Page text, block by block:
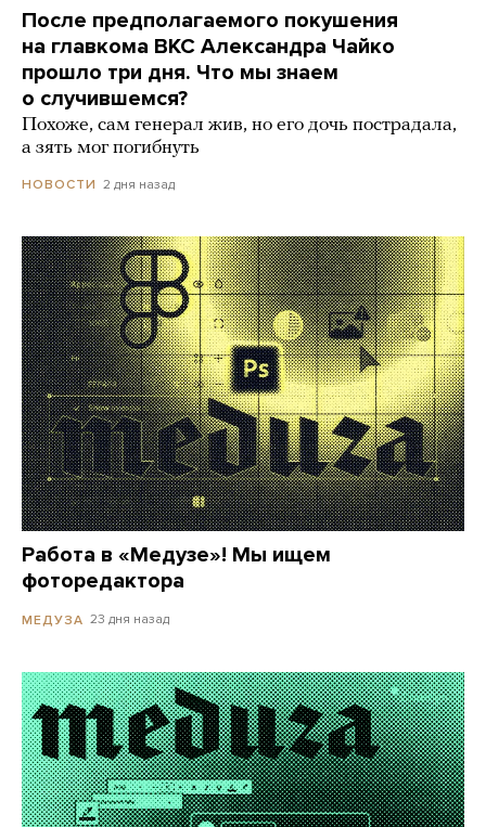
После предполагаемого покушения
на главкома ВКС Александра Чайко
прошло три дня. Что мы знаем
о случившемся?
Похоже, сам генерал жив, но его дочь пострадала,
а зять мог погибнуть
НОВОСТИ 2 дня назад
Работа в «Медузе»! Мы ищем
фоторедактора
МЕДУЗА 23 дня назад